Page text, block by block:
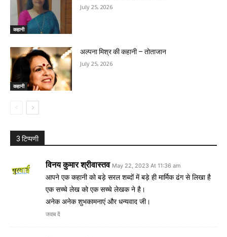
कहानी
July 25, 2026
कहानी
अल्पना मिश्र की कहानी – तोताजान
July 25, 2026
3 टिप्पणी
विनय कुमार श्रीवास्तव May 22, 2023 At 11:36 am
आपने एक कहानी को बड़े सरल शब्दों में बड़े ही मार्मिक ढंग से लिखा है
एक सच्चे लेख को एक सच्चे लेखक ने है।
अनेक अनेक शुभकामनाएं और धन्यवाद जी।
जवाब दें